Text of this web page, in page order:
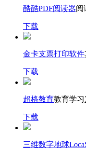
酷酷PDF阅读器阅
下载
金卡支票打印软件
下载
超格教育教育学习
下载
三维数字地球